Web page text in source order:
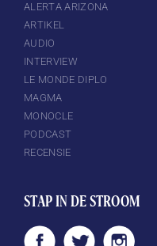
ALERTA ARIZONA
ARTIKEL
AUDIO
INTERVIEW
LE MONDE DIPLO
MAGMA
MONOCLE
PODCAST
RECENSIE
STAP IN DE STROOM